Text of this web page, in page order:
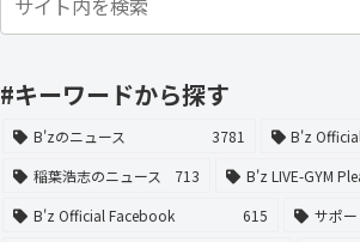
#キーワードから探す
B'zのニュース 3781 B'z
稲葉浩志のニュース
713 B'z LIVE-GYM
B'z Official Facebook
615 サポ